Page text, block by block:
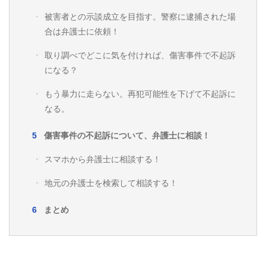
被害者との示談成立を目指す。警察に逮捕された場
合は弁護士に依頼！
取り調べでどこに気を付ければ、傷害事件で不起訴
になる？
もう暴力に走らない。再犯可能性を下げて不起訴に
なる。
傷害事件の不起訴について、弁護士に相談！
スマホから弁護士に相談する！
地元の弁護士を検索して相談する！
まとめ